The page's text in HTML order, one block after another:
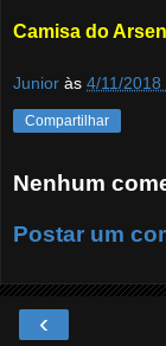
Camisa do
Junior às 4/11/2018
Compartilhar
Nenhum
Postar um
‹